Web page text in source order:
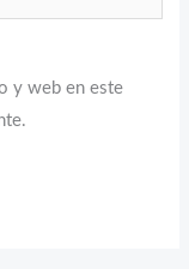
y web en este